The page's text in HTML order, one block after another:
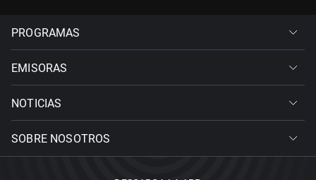
PROGRAMAS
EMISORAS
NOTICIAS
SOBRE NOSOTROS